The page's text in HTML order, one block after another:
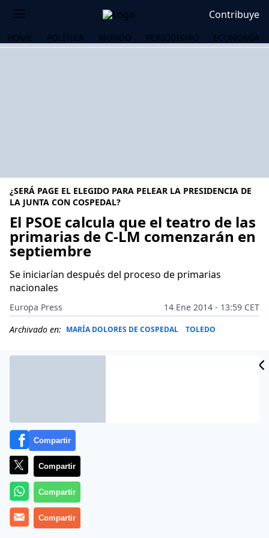
Contribuye
HOME POLÍTICA MUNDO PERIODISMO ECONOMÍA
¿SERÁ PAGE EL ELEGIDO PARA PELEAR LA PRESIDENCIA DE
LA JUNTA CON COSPEDAL?
El PSOE calcula que el teatro de las
primarias de C-LM comenzarán en
septiembre
Se iniciarían después del proceso de primarias
nacionales
Europa Press
14 Ene 2014 - 13:59 CET
Archivado en: MARÍA DOLORES DE COSPEDAL TOLEDO
El PSOE de Castilla-La Mancha quiere que la
Compartir
Compartir
Compartir
Compartir